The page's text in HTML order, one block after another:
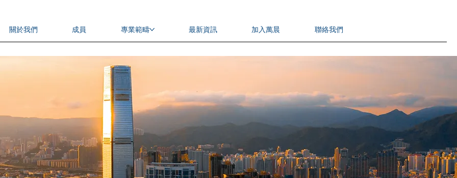
關於我們 成員 專業範疇 最新資訊 加入萬晨 聯絡我們